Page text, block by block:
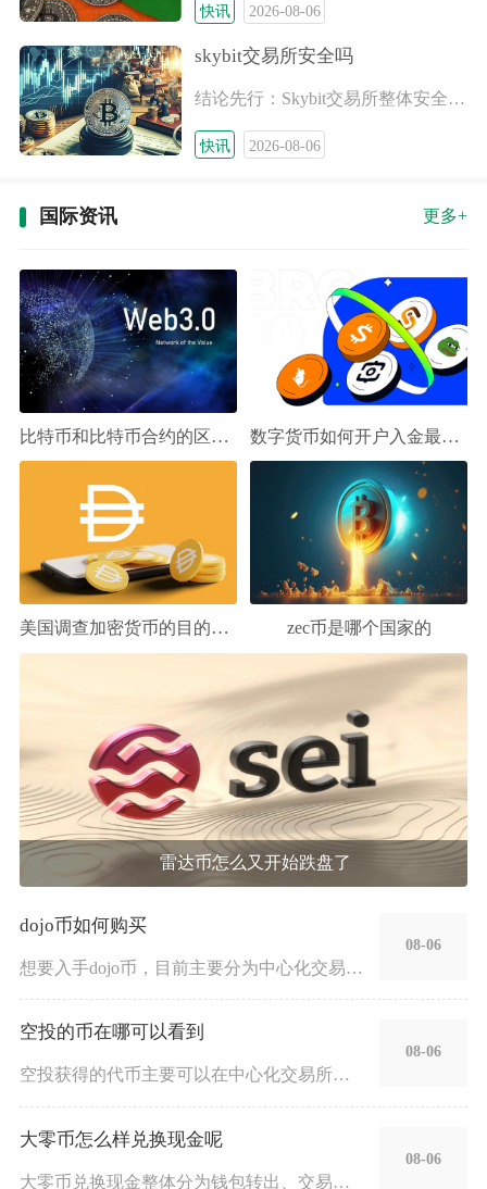
快讯 2026-08-06
skybit交易所安全吗
结论先行：Skybit交易所整体安全性极低，属于高风险数字资
快讯 2026-08-06
国际资讯 更多+
比特币和比特币合约的区别是什么 数字货币如何开户入金最低限制
美国调查加密货币的目的是什么 zec币是哪个国家的
雷达币怎么又开始跌盘了
dojo币如何购买
想要入手dojo币，目前主要分为中心化交易所现货交易和去中心
08-06
空投的币在哪可以看到
空投获得的代币主要可以在中心化交易所账户、去中心化钱包资产页
08-06
大零币怎么样兑换现金呢
大零币兑换现金整体分为钱包转出、交易所挂单卖出、点对点交易、
08-06